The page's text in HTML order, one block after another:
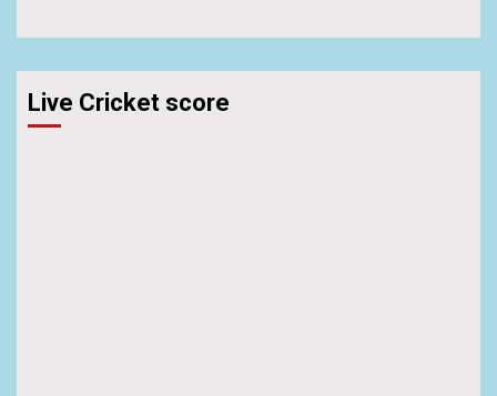
Live Cricket score